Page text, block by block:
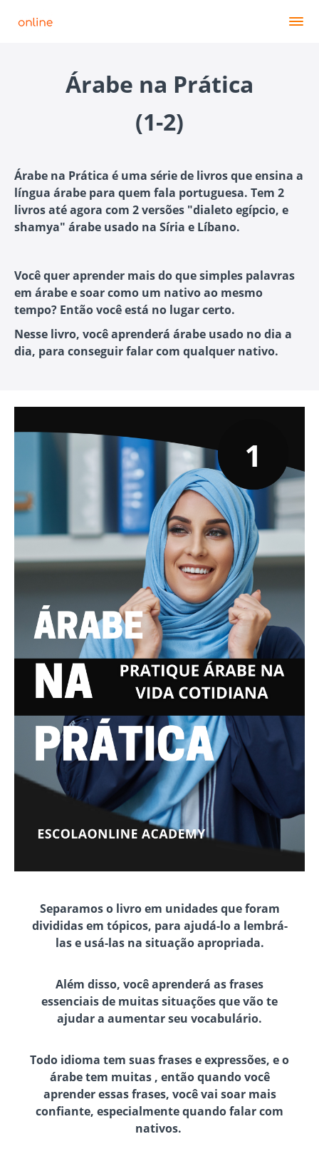
Árabe na Prática
(1-2)
Árabe na Prática é uma série de livros que ensina a
língua árabe para quem fala portuguesa. Tem 2
livros até agora com 2 versões "dialeto egípcio, e
shamya" árabe usado na Síria e Líbano.
Você quer aprender mais do que simples palavras
em árabe e soar como um nativo ao mesmo
tempo? Então você está no lugar certo.
Nesse livro, você aprenderá árabe usado no dia a
dia, para conseguir falar com qualquer nativo.
Separamos o livro em unidades que foram
divididas em tópicos, para ajudá-lo a lembrá-
las e usá-las na situação apropriada.
Além disso, você aprenderá as frases
essenciais de muitas situações que vão te
ajudar a aumentar seu vocabulário.
Todo idioma tem suas frases e expressões, e o
árabe tem muitas , então quando você
aprender essas frases, você vai soar mais
confiante, especialmente quando falar com
nativos.